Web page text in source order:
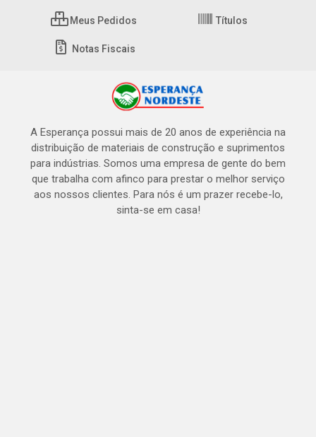
Meus Pedidos Títulos
Notas Fiscais
A Esperança possui mais de 20 anos de experiência na
distribuição de materiais de construção e suprimentos
para indústrias. Somos uma empresa de gente do bem
que trabalha com afinco para prestar o melhor serviço
aos nossos clientes. Para nós é um prazer recebe-lo,
sinta-se em casa!